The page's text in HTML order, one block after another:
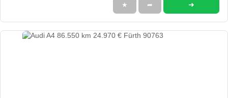
★ ➦ ➜